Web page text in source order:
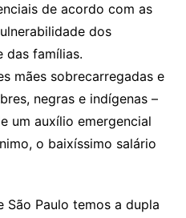
de acordo com as
dos
das famílias.
mães sobrecarregadas e
negras e indígenas –
um auxílio emergencial
o baixíssimo salário
Paulo temos a dupla